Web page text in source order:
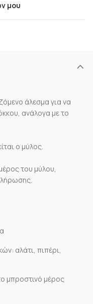
μου
άλεσμα για να
ανάλογα με το
ο μύλος.
του μύλου,
αλάτι, πιπέρι,
μπροστινό μέρος